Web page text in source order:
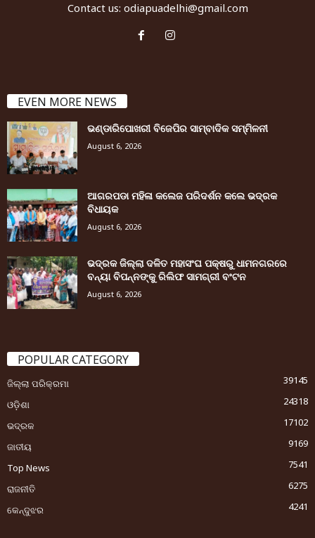
Contact us: odiapuadelhi@gmail.com
EVEN MORE NEWS
ଭଣ୍ଡାରିପୋଖରୀ ବିଜେପିର ସାମ୍ବାଦିକ ସମ୍ମିଳନୀ
August 6, 2026
ଆଗରପଡା ମହିଳା କଲେଜ ପରିଦର୍ଶନ କଲେ ଭଦ୍ରକ
ବିଧାୟକ
August 6, 2026
ଭଦ୍ରକ ଜିଲ୍ଲା ଦଳିତ ମହାସଂଘ ପକ୍ଷରୁ ଧାମନଗରରେ
ବନ୍ୟା ବିପନ୍ନଙ୍କୁ ରିଲିଫ ସାମଗ୍ରୀ ବଂଟନ
August 6, 2026
POPULAR CATEGORY
ଜିଲ୍ଲା ପରିକ୍ରମା
39145
ଓଡ଼ିଶା
24318
ଭଦ୍ରକ
17102
ଜାତୀୟ
9169
Top News
7541
ରାଜନୀତି
6275
କେନ୍ଦୁଝର
4241